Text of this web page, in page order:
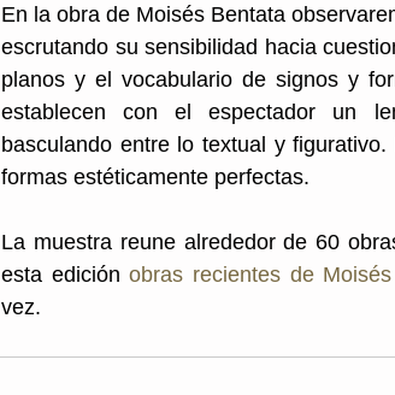
En la obra de Moisés Bentata
escrutando su sensibilidad hacia
planos y el vocabulario de signos y
establecen con el espectador un
basculando entre lo textual y
formas estéticamente perfectas.
La muestra reune alrededor de 60
esta edición obras recientes de
vez.